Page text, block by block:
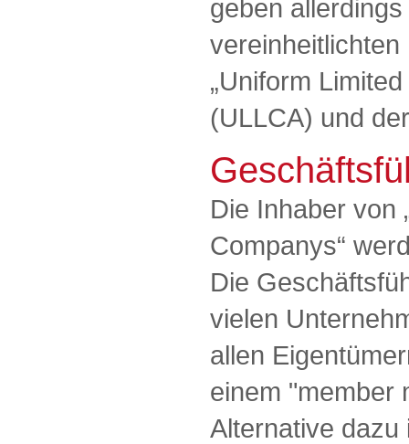
geben
„Uniform
(ULLCA) und
Die Inhaber von
Companys“
Die
vielen
allen
einem "member
Alternative dazu